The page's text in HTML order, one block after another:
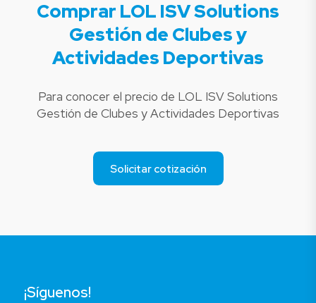
Comprar LOL ISV Solutions
Gestión de Clubes y
Actividades Deportivas
Para conocer el precio de LOL ISV Solutions
Gestión de Clubes y Actividades Deportivas
Solicitar cotización
¡Síguenos!